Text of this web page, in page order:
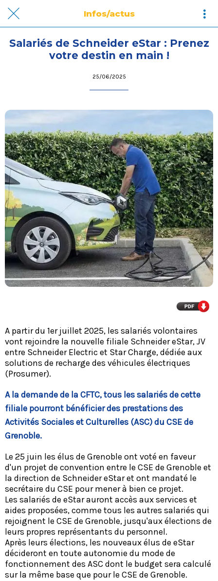
Infos/actus
Salariés de Schneider eStar : Prenez
votre destin en main !
25/06/2025
A partir du 1er juillet 2025, les salariés volontaires
vont rejoindre la nouvelle filiale Schneider eStar, JV
entre Schneider Electric et Star Charge, dédiée aux
solutions de recharge des véhicules électriques
(Prosumer).
A la demande de la CFTC, tous les salariés de cette
filiale pourront bénéficier des prestations des
Activités Sociales et Culturelles (ASC) du CSE de
Grenoble.
Le 25 juin les élus de Grenoble ont voté en faveur
d'un projet de convention entre le CSE de Grenoble et
la direction de Schneider eStar et ont mandaté le
secrétaire du CSE pour mener à bien ce projet.
Les salariés de eStar auront accès aux services et
aides proposées, comme tous les autres salariés qui
rejoignent le CSE de Grenoble, jusqu'aux élections de
leurs propres représentants du personnel.
Après leurs élections, les nouveaux élus de eStar
décideront en toute autonomie du mode de
fonctionnement des ASC dont le budget sera calculé
sur la même base que pour le CSE de Grenoble.